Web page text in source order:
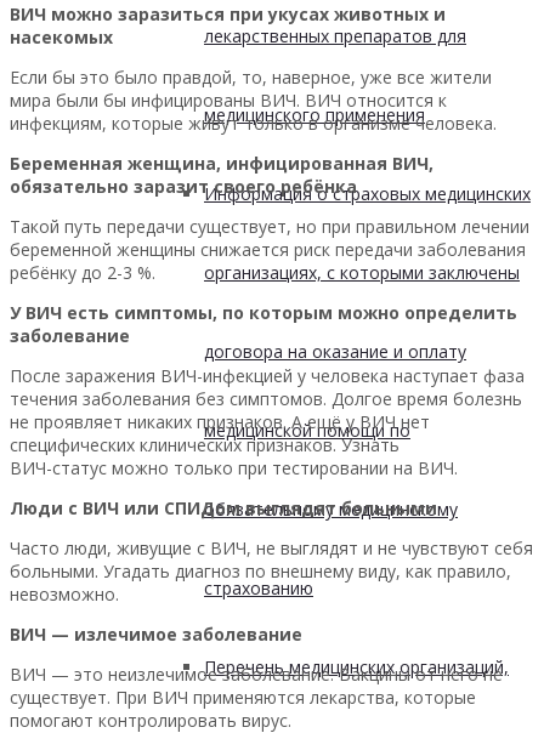
лекарственных препаратов для
медицинского применения
Информация о страховых медицинских
организациях, с которыми заключены
договора на оказание и оплату
медицинской помощи по
обязательному медицинскому
страхованию
Перечень медицинских организаций,
ВИЧ можно заразиться при укусах животных и
насекомых
Если бы это было правдой, то, наверное, уже все жители
мира были бы инфицированы ВИЧ. ВИЧ относится к
инфекциям, которые живут только в организме человека.
Беременная женщина, инфицированная ВИЧ,
обязательно заразит своего ребёнка
Такой путь передачи существует, но при правильном лечении
беременной женщины снижается риск передачи заболевания
ребёнку до 2-3 %.
У ВИЧ есть симптомы, по которым можно определить
заболевание
После заражения ВИЧ-инфекцией у человека наступает фаза
течения заболевания без симптомов. Долгое время болезнь
не проявляет никаких признаков. А ещё у ВИЧ нет
специфических клинических признаков. Узнать
ВИЧ-статус можно только при тестировании на ВИЧ.
Люди с ВИЧ или СПИДом выглядят больными
Часто люди, живущие с ВИЧ, не выглядят и не чувствуют себя
больными. Угадать диагноз по внешнему виду, как правило,
невозможно.
ВИЧ — излечимое заболевание
ВИЧ — это неизлечимое заболевание. Вакцины от него не
существует. При ВИЧ применяются лекарства, которые
помогают контролировать вирус.